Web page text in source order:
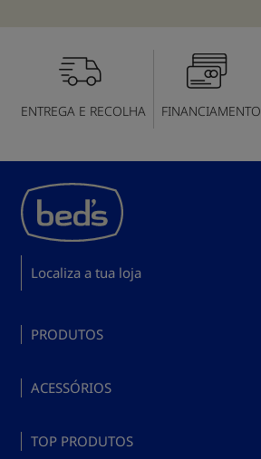
ENTREGA E RECOLHA FINANCIAMENTO
Localiza a tua loja
PRODUTOS
Comprar bases e somieres
ACESSÓRIOS
TOP PRODUTOS